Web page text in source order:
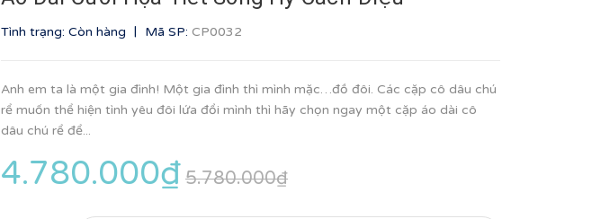
Tình trạng: Còn hàng | Mã SP: CP0032
Anh em ta là một gia đình! Một gia đình thì mình mặc…đồ đôi. Các cặp cô dâu chú
rể muốn thể hiện tình yêu đôi lứa đổi mình thì hãy chọn ngay một cặp áo dài cô
dâu chú rể để...
4.780.000₫ 5.780.000₫